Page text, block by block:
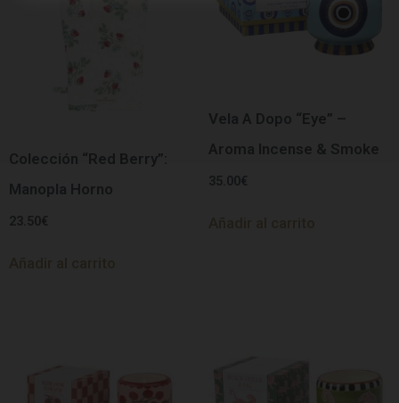
Colección “Red Berry”:
Manopla Horno
23.50€
Vela A Dopo “Eye” –
Aroma Incense & Smoke
35.00€